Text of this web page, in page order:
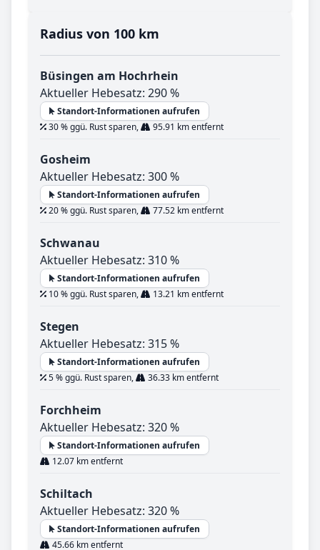
Radius von 100 km
Büsingen am Hochrhein
Aktueller Hebesatz: 290 %
Standort-Informationen aufrufen
30 % ggü. Rust sparen,
95.91 km entfernt
Gosheim
Aktueller Hebesatz: 300 %
Standort-Informationen aufrufen
20 % ggü. Rust sparen,
77.52 km entfernt
Schwanau
Aktueller Hebesatz: 310 %
Standort-Informationen aufrufen
10 % ggü. Rust sparen,
13.21 km entfernt
Stegen
Aktueller Hebesatz: 315 %
Standort-Informationen aufrufen
5 % ggü. Rust sparen,
36.33 km entfernt
Forchheim
Aktueller Hebesatz: 320 %
Standort-Informationen aufrufen
12.07 km entfernt
Schiltach
Aktueller Hebesatz: 320 %
Standort-Informationen aufrufen
45.66 km entfernt